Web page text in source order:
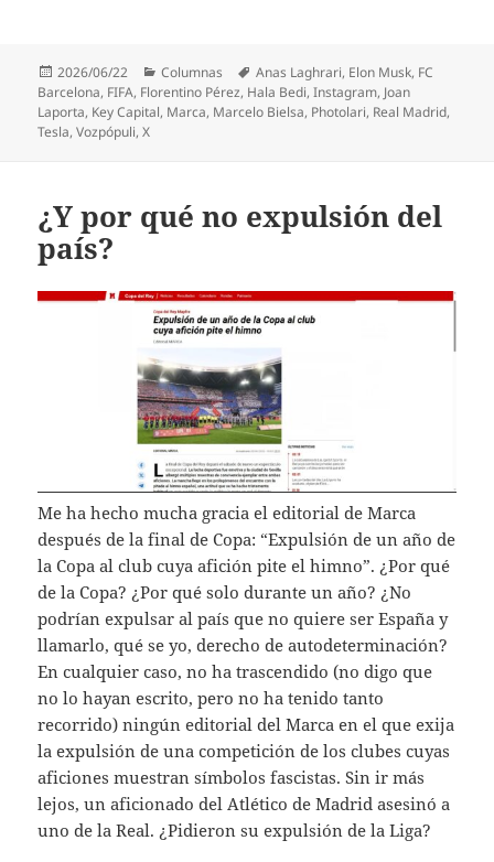
Publicado
el
2026/06/22 Categorías
Columnas Etiquetas
Anas Laghrari, Elon Musk, FC
Barcelona, FIFA, Florentino Pérez, Hala Bedi,Instagram, Joan
Laporta, Key Capital, Marca, Marcelo Bielsa, Photolari, Real Madrid,
Tesla,Vozpópuli,X
¿Y por qué no expulsión del
país?
Me ha hecho mucha gracia el editorial de Marca
después de la final de Copa: “Expulsión de un año de
la Copa al club cuya afición pite el himno”. ¿Por qué
de la Copa? ¿Por qué solo durante un año? ¿No
podrían expulsar al país que no quiere ser España y
llamarlo, qué se yo, derecho de autodeterminación?
En cualquier caso, no ha trascendido (no digo que
no lo hayan escrito, pero no ha tenido tanto
recorrido) ningún editorial del Marca en el que exija
la expulsión de una competición de los clubes cuyas
aficiones muestran símbolos fascistas. Sin ir más
lejos, un aficionado del Atlético de Madrid asesinó a
uno de la Real. ¿Pidieron su expulsión de la Liga?